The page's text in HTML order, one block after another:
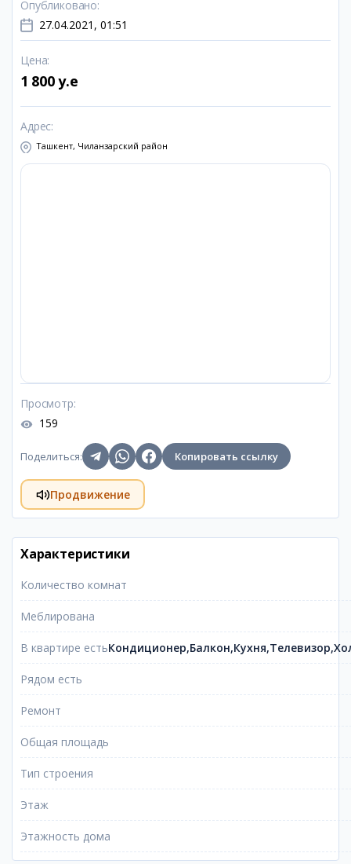
Опубликовано:
27.04.2021, 01:51
Цена:
1 800 y.e
Адрес:
Ташкент, Чиланзарский район
Просмотр:
159
Поделиться: Копировать ссылку
Продвижение
Характеристики
Количество комнат
Меблирована
В квартире есть
Рядом есть
Ремонт
Общая площадь
Тип строения
Этаж
Этажность дома